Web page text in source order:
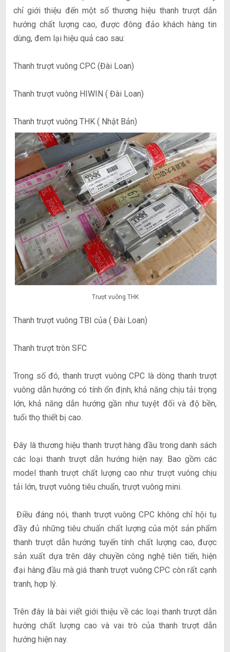
chỉ giới thiệu đến một số thương hiệu thanh trượt dẫn
hướng chất lượng cao, được đông đảo khách hàng tin
dùng, đem lại hiệu quả cao sau:
Thanh trượt vuông CPC (Đài Loan)
Thanh trượt vuông HIWIN ( Đài Loan)
Thanh trượt vuông THK ( Nhật Bản)
Trượt vuông THK
Thanh trượt vuông TBI của ( Đài Loan)
Thanh trượt tròn SFC
Trong số đó, thanh trượt vuông CPC là dòng thanh trượt
vuông dẫn hướng có tính ổn định, khả năng chịu tải trọng
lớn, khả năng dẫn hướng gần như tuyệt đối và độ bền,
tuổi thọ thiết bị cao.
Đây là thương hiệu thanh trượt hàng đầu trong danh sách
các loại thanh trượt dẫn hướng hiện nay. Bao gồm các
model thanh trượt chất lượng cao như trượt vuông chịu
tải lớn, trượt vuông tiêu chuẩn, trượt vuông mini.
Điều đáng nói, thanh trượt vuông CPC không chỉ hội tụ
đầy đủ những tiêu chuẩn chất lượng của một sản phẩm
thanh trượt dẫn hướng tuyến tính chất lượng cao, được
sản xuất dựa trên dây chuyền công nghệ tiên tiến, hiện
đại hàng đầu mà giá thanh trượt vuông CPC còn rất cạnh
tranh, hợp lý.
Trên đây là bài viết giới thiệu về các loại thanh trượt dẫn
hướng chất lượng cao và vai trò của thanh trượt dẫn
hướng hiện nay.